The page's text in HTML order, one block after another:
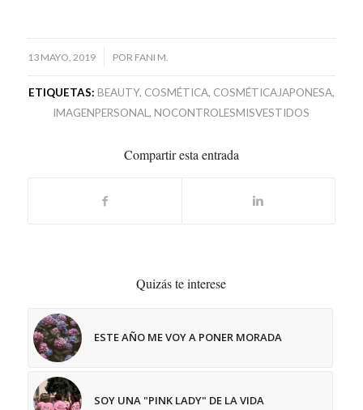
13 MAYO, 2019 POR FANI M.
ETIQUETAS: BEAUTY, COSMÉTICA, COSMÉTICAJAPONESA,
IMAGENPERSONAL, NOCONTROLESMISVESTIDOS
Compartir esta entrada
Quizás te interese
ESTE AÑO ME VOY A PONER MORADA
SOY UNA "PINK LADY" DE LA VIDA